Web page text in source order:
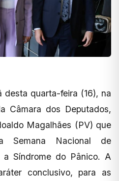
desta quarta-feira (16), na
Câmara dos Deputados,
Magalhães (PV) que
Semana Nacional de
a Síndrome do Pânico. A
conclusivo, para as